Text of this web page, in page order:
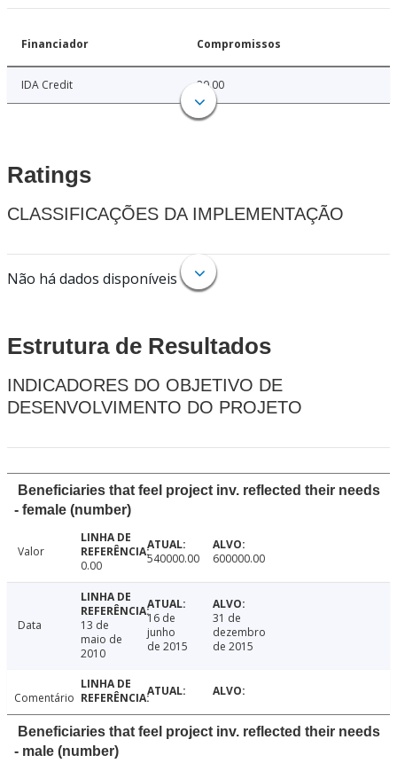
Financiador Compromissos
IDA Credit 20.00
Ratings
CLASSIFICAÇÕES DA IMPLEMENTAÇÃO
Não há dados disponíveis
Estrutura de Resultados
INDICADORES DO OBJETIVO DE
DESENVOLVIMENTO DO PROJETO
Beneficiaries that feel project inv. reflected their needs
- female (number)
Valor
0.00
540000.00 600000.00
Data
13 de
maio de
2010
16 de
junho
de 2015
31 de
dezembro
de 2015
Comentário
Beneficiaries that feel project inv. reflected their needs
- male (number)